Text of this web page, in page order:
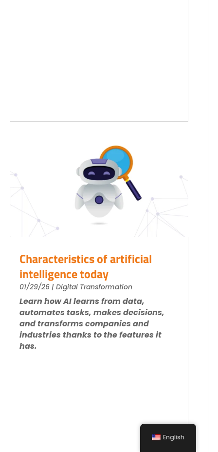
Characteristics of artificial
intelligence today
01/29/26 | Digital Transformation
Learn how AI learns from data,
automates tasks, makes decisions,
and transforms companies and
industries thanks to the features it
has.
English